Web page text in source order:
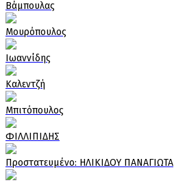
Βάμπουλας
Μουρόπουλος
Ιωαννίδης
Καλεντζή
Μπιτόπουλος
ΦΙΛΛΙΠΙΔΗΣ
Πρoστατευμένο: ΗΛΙΚΙΔΟΥ ΠΑΝΑΓΙΩΤΑ